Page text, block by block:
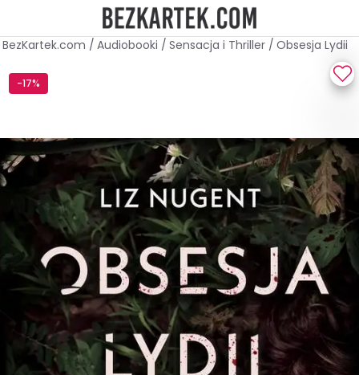
BezKartek.com / Audiobooki / Sensacja i Thriller / Obsesja Lydii
-17%